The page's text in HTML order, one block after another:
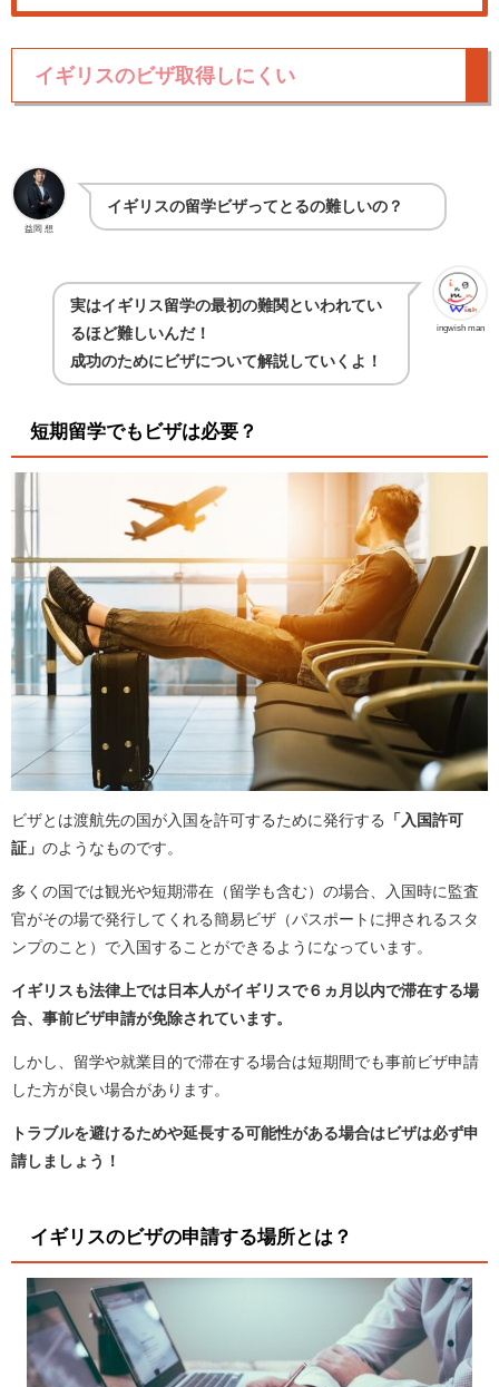
イギリスのビザ取得しにくい
益岡 想
イギリスの留学ビザってとるの難しいの？
ingwish man
実はイギリス留学の最初の難関といわれてい
るほど難しいんだ！
成功のためにビザについて解説していくよ！
短期留学でもビザは必要？
ビザとは渡航先の国が入国を許可するために発行する
「入国許可
証」 のようなものです。
多くの国では観光や短期滞在（留学も含む）の場合、入国時に監査
官がその場で発行してくれる簡易ビザ（パスポートに押されるスタ
ンプのこと）で入国することができるようになっています。
イギリスも法律上では日本人がイギリスで６ヵ月以内で滞在する場
合、事前ビザ申請が免除されています。
しかし、留学や就業目的で滞在する場合は短期間でも事前ビザ申請
した方が良い場合があります。
トラブルを避けるためや延長する可能性がある場合はビザは必ず申
請しましょう！
イギリスのビザの申請する場所とは？